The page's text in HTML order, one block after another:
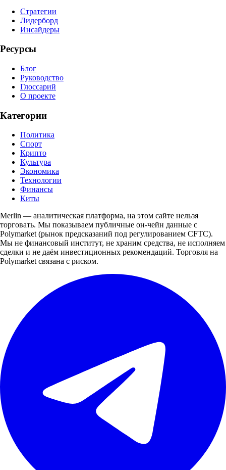
Стратегии
Лидерборд
Инсайдеры
Ресурсы
Блог
Руководство
Глоссарий
О проекте
Категории
Политика
Спорт
Крипто
Культура
Экономика
Технологии
Финансы
Киты
Merlin — аналитическая платформа, на этом сайте нельзя
торговать. Мы показываем публичные он-чейн данные с
Polymarket (рынок предсказаний под регулированием CFTC).
Мы не финансовый институт, не храним средства, не исполняем
сделки и не даём инвестиционных рекомендаций. Торговля на
Polymarket связана с риском.